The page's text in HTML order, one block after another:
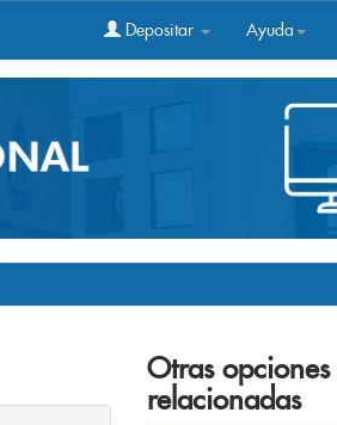
Depositar Ayuda
Otras opciones
relacionadas